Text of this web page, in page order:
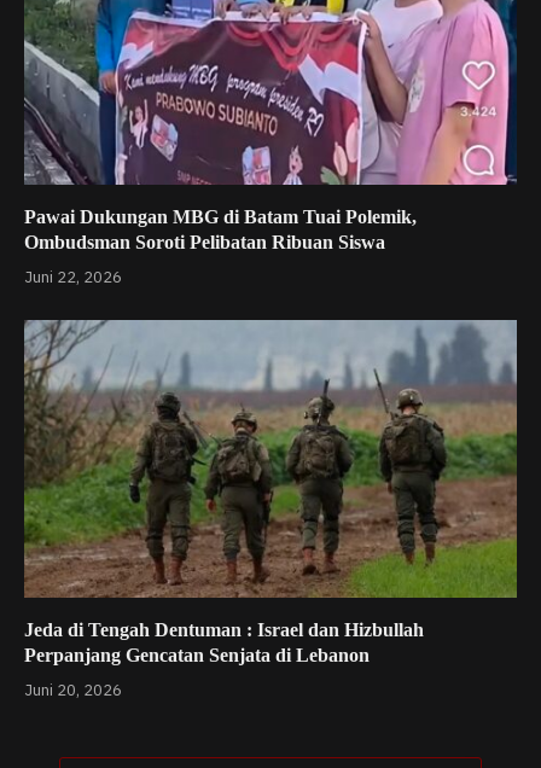
Pawai Dukungan MBG di Batam Tuai Polemik,
Ombudsman Soroti Pelibatan Ribuan Siswa
Juni 22, 2026
Jeda di Tengah Dentuman : Israel dan Hizbullah
Perpanjang Gencatan Senjata di Lebanon
Juni 20, 2026